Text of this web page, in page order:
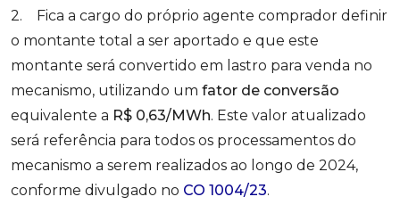
2. Fica a cargo do próprio agente comprador definir
o montante total a ser aportado e que este
montante será convertido em lastro para venda no
mecanismo, utilizando um fator de conversão
equivalente a R$ 0,63/MWh. Este valor atualizado
será referência para todos os processamentos do
mecanismo a serem realizados ao longo de 2024,
conforme divulgado no CO 1004/23.